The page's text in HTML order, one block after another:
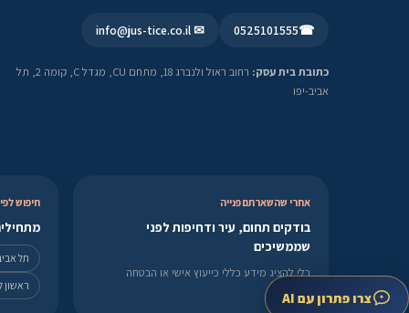
☎
0525101555
✉ info@jus-tice.co.il
כתובת בית עסק:
רחוב ראול ולנברג 18, מתחם CU, מגדל C, קומה 2, תל
אביב-יפו
אחרי שהשארתם פנייה
בודקים תחום, עיר ודחיפות לפני
שממשיכים
בלי להציג מידע כללי כייעוץ אישי או הבטחה
לתוצאה.
חיפוש
תל
ראשון
צרו פתרון עם AI